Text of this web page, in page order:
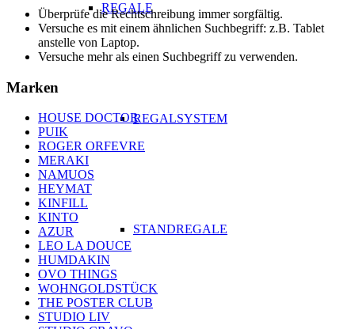
REGALE
REGALSYSTEM
STANDREGALE
Überprüfe die Rechtschreibung immer sorgfältig.
Versuche es mit einem ähnlichen Suchbegriff: z.B. Tablet
anstelle von Laptop.
Versuche mehr als einen Suchbegriff zu verwenden.
Marken
HOUSE DOCTOR
PUIK
ROGER ORFEVRE
MERAKI
NAMUOS
HEYMAT
KINFILL
KINTO
AZUR
LEO LA DOUCE
HUMDAKIN
OVO THINGS
WOHNGOLDSTÜCK
THE POSTER CLUB
STUDIO LIV